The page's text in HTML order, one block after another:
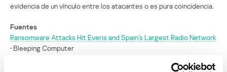
evidencia de un vínculo entre los atacantes o es pura coincidencia.
Fuentes
Ransomware Attacks Hit Everis and Spain’s Largest Radio Network
• Bleeping Computer
• Hipertextual